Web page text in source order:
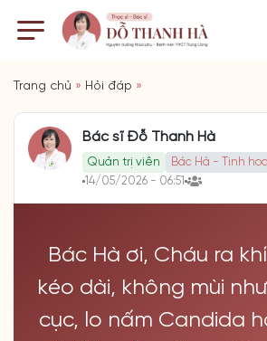
Trang chủ » Hỏi đáp »
Bác sĩ Đỗ Thanh Hà
Quản trị viên
Bác Hà - Tinh
14/05/2026 - 06:51
Bác Hà ơi, Cháu ra
kéo dài, không mùi
cục, lo nấm Candida